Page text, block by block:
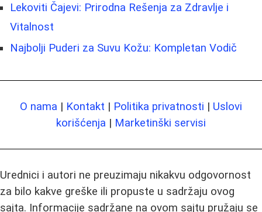
Lekoviti Čajevi: Prirodna Rešenja za Zdravlje i
Vitalnost
Najbolji Puderi za Suvu Kožu: Kompletan Vodič
O nama | Kontakt | Politika privatnosti | Uslovi
korišćenja | Marketinški servisi
Urednici i autori ne preuzimaju nikakvu odgovornost
za bilo kakve greške ili propuste u sadržaju ovog
sajta. Informacije sadržane na ovom sajtu pružaju se